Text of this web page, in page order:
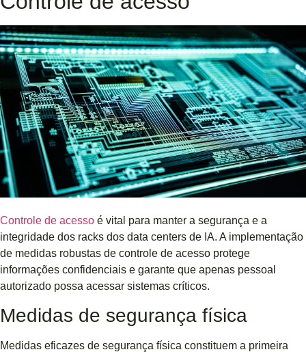
Controle de acesso é vital para manter a segurança e a
integridade dos racks dos data centers de IA. A implementação
de medidas robustas de controle de acesso protege
informações confidenciais e garante que apenas pessoal
autorizado possa acessar sistemas críticos.
Medidas de segurança física
Medidas eficazes de segurança física constituem a primeira